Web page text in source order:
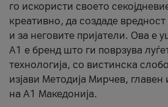
го искористи своето
креативно, да создаде
и за неговите пријатели. Ова е
А1 е бренд што ги поврзува
технологија, со вистинска
изјави Методија Мирчев,
на А1 Македонија.